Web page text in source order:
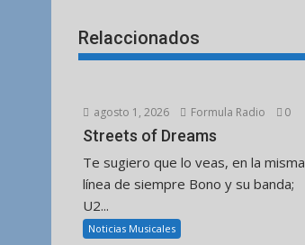
Relaccionados
agosto 1, 2026 Formula Radio 0
Streets of Dreams
Te sugiero que lo veas, en la misma
línea de siempre Bono y su banda;
U2...
Noticias Musicales